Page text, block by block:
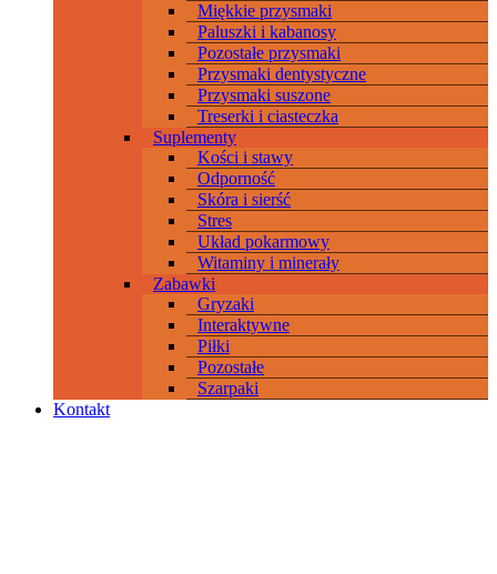
Miękkie przysmaki
Paluszki i kabanosy
Pozostałe przysmaki
Przysmaki dentystyczne
Przysmaki suszone
Treserki i ciasteczka
Suplementy
Kości i stawy
Odporność
Skóra i sierść
Stres
Układ pokarmowy
Witaminy i minerały
Zabawki
Gryzaki
Interaktywne
Piłki
Pozostałe
Szarpaki
Kontakt